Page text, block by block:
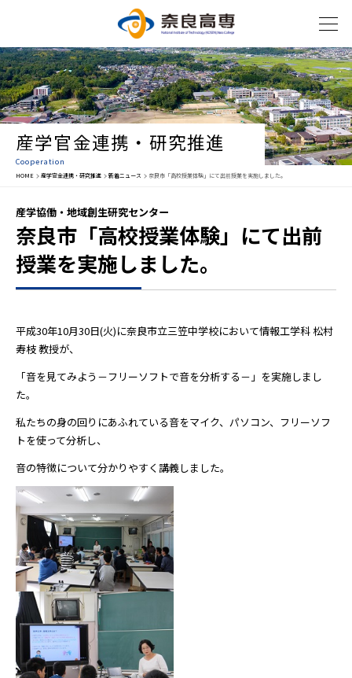
産学官金連携・研究推進
Cooperation
HOME 産学官金連携・研究推進 新着ニュース 奈良市「高校授業体験」にて出前授業を実施しました。
産学協働・地域創生研究センター
奈良市「高校授業体験」にて出前
授業を実施しました。
平成30年10月30日(火)に奈良市立三笠中学校において情報工学科 松村
寿枝 教授が、
「音を見てみよう－フリーソフトで音を分析する－」を実施しまし
た。
私たちの身の回りにあふれている音をマイク、パソコン、フリーソフ
トを使って分析し、
音の特徴について分かりやすく講義しました。